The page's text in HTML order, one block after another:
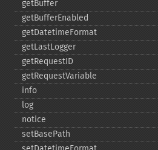
getBuffer
getBufferEnabled
getDatetimeFormat
getLastLogger
getRequestID
getRequestVariable
info
log
notice
setBasePath